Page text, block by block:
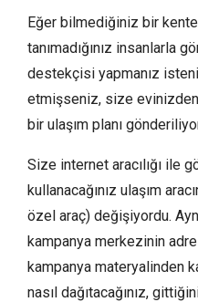
Eğer bilmediğiniz bir
tanımadığınız insanlarla
destekçisi yapmanız
etmişseniz, size
bir ulaşım planı
Size internet aracılığı ile
kullanacağınız ulaşım
özel araç) değişiyordu.
kampanya merkezinin
kampanya materyalinden
nasıl dağıtacağınız,